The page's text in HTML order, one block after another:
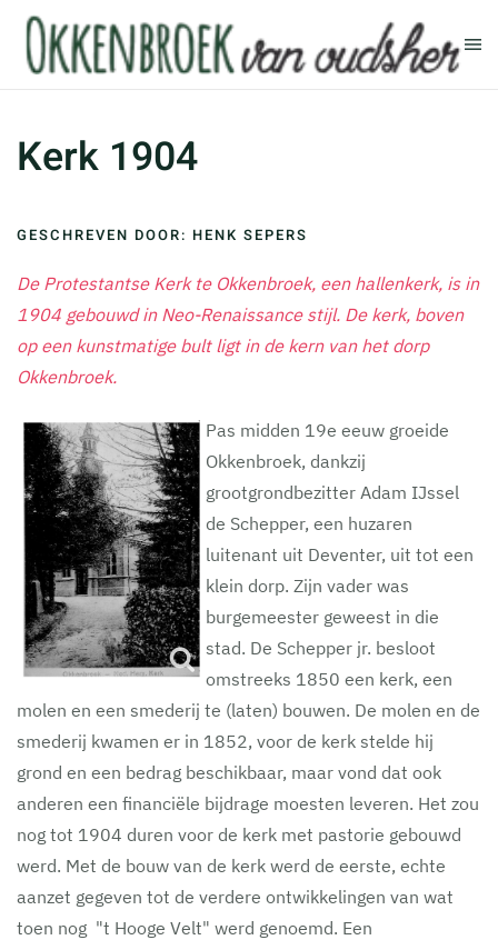
Terug naar hoofdinhoud
Kerk 1904
GESCHREVEN DOOR: HENK SEPERS
De Protestantse Kerk te Okkenbroek, een hallenkerk, is in
1904 gebouwd in Neo-Renaissance stijl. De kerk, boven
op een kunstmatige bult ligt in de kern van het dorp
Okkenbroek.
Pas midden 19e eeuw groeide
Okkenbroek, dankzij
grootgrondbezitter Adam IJssel
de Schepper, een huzaren
luitenant uit Deventer, uit tot een
klein dorp. Zijn vader was
burgemeester geweest in die
stad. De Schepper jr. besloot
omstreeks 1850 een kerk, een
molen en een smederij te (laten) bouwen. De molen en de
smederij kwamen er in 1852, voor de kerk stelde hij
grond en een bedrag beschikbaar, maar vond dat ook
anderen een financiële bijdrage moesten leveren. Het zou
nog tot 1904 duren voor de kerk met pastorie gebouwd
werd. Met de bouw van de kerk werd de eerste, echte
aanzet gegeven tot de verdere ontwikkelingen van wat
toen nog "t Hooge Velt" werd genoemd. Een